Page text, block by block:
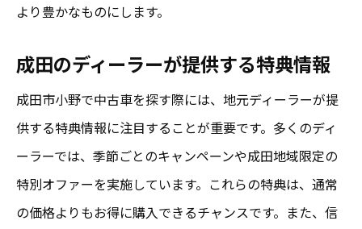
より豊かなものにします。
成田のディーラーが提供する特典情報
成田市小野で中古車を探す際には、地元ディーラーが提
供する特典情報に注目することが重要です。多くのディ
ーラーでは、季節ごとのキャンペーンや成田地域限定の
特別オファーを実施しています。これらの特典は、通常
の価格よりもお得に購入できるチャンスです。また、信